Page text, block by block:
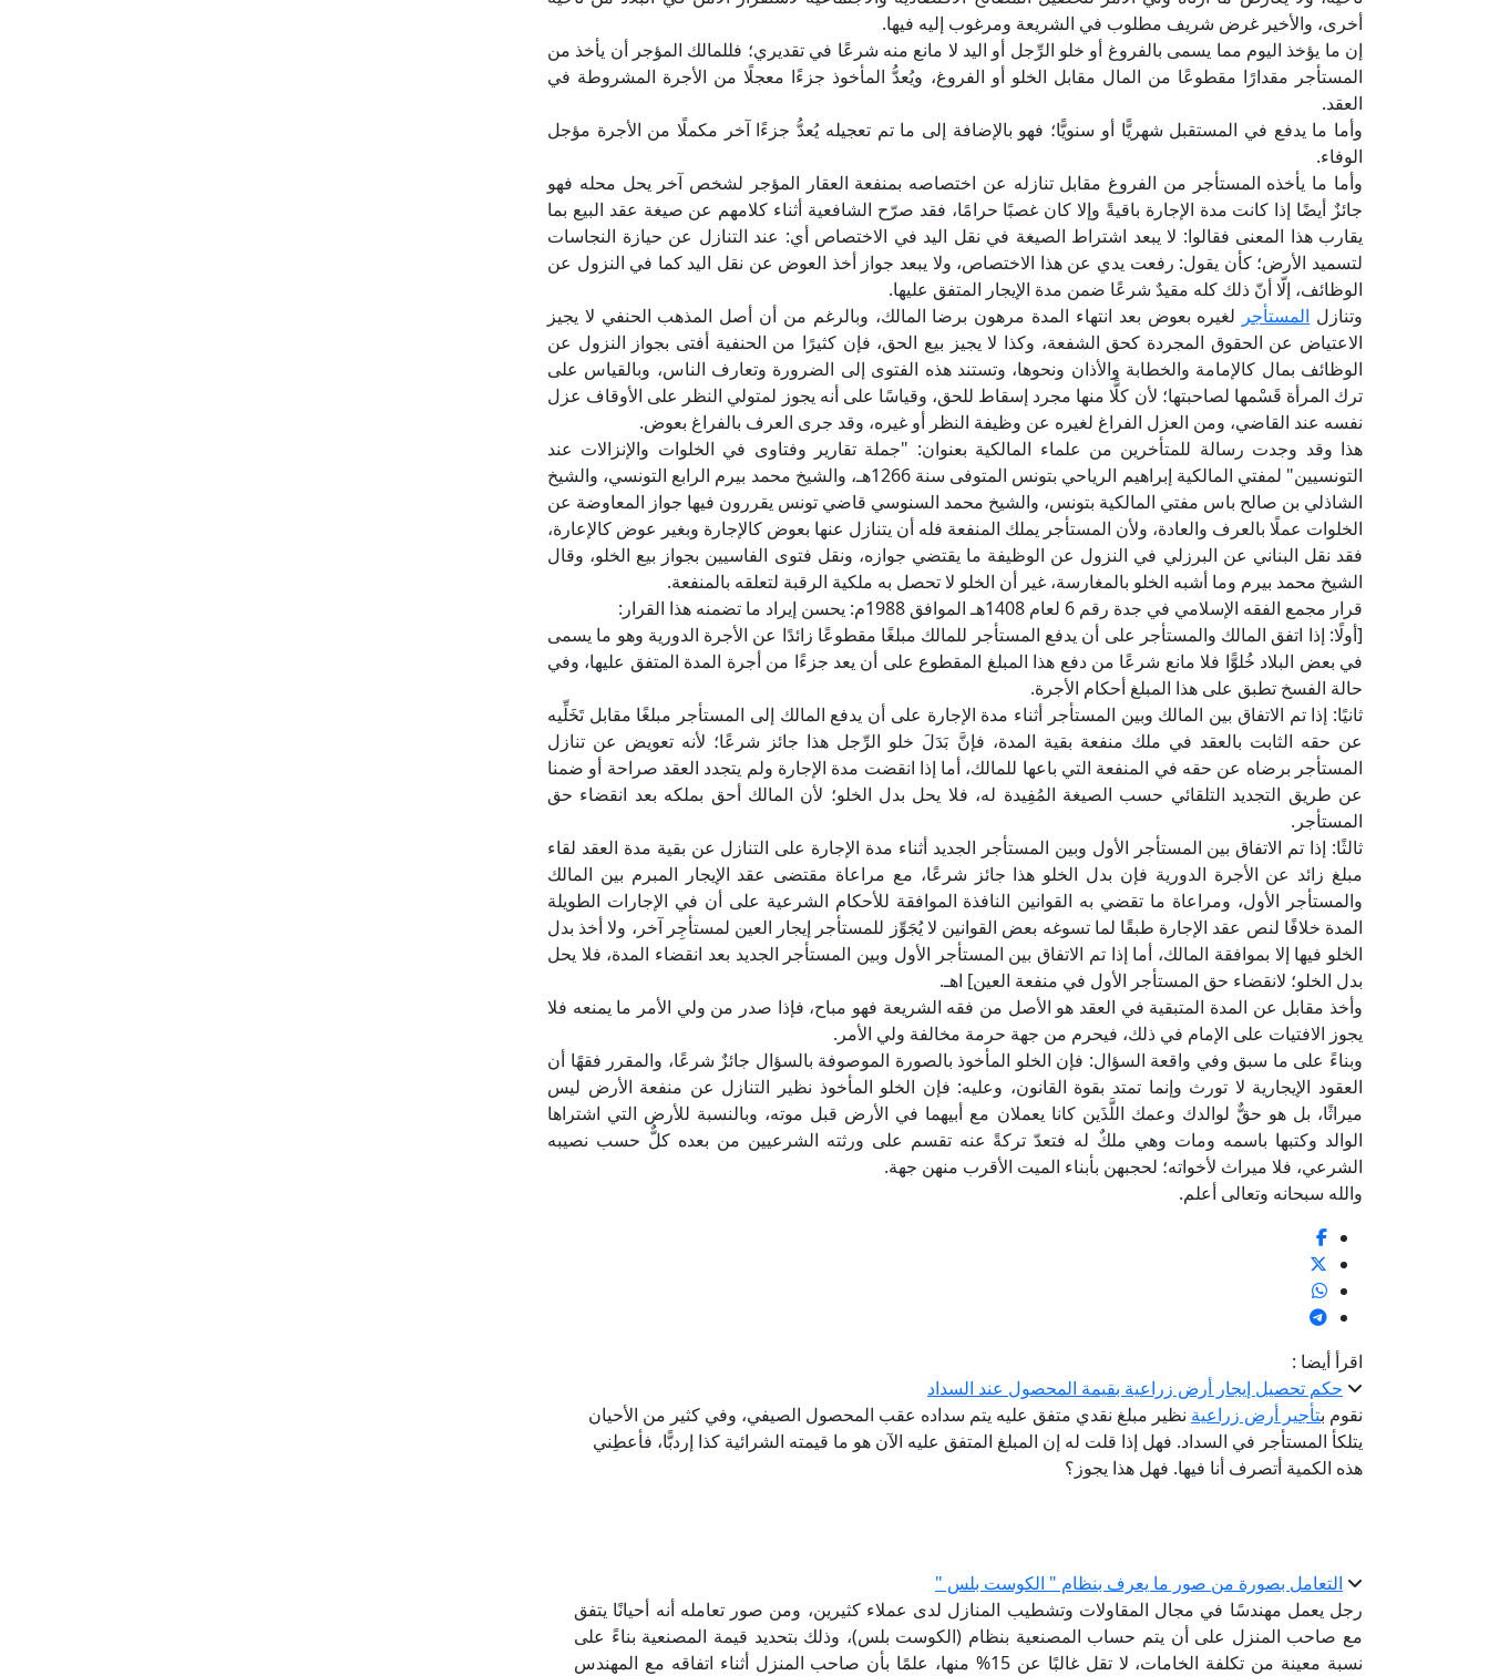
أخرى، والأخير غرض شريف مطلوب في الشريعة ومرغوب إليه فيها.
إن ما يؤخذ اليوم مما يسمى بالفروغ أو خلو الرِّجل أو اليد لا مانع منه شرعًا في تقديري؛ فللمالك المؤجر أن يأخذ من
المستأجر مقدارًا مقطوعًا من المال مقابل الخلو أو الفروغ، ويُعدُّ المأخوذ جزءًا معجلًا من الأجرة المشروطة في
العقد.
وأما ما يدفع في المستقبل شهريًّا أو سنويًّا؛ فهو بالإضافة إلى ما تم تعجيله يُعدُّ جزءًا آخر مكملًا من الأجرة مؤجل
الوفاء.
وأما ما يأخذه المستأجر من الفروغ مقابل تنازله عن اختصاصه بمنفعة العقار المؤجر لشخص آخر يحل محله فهو
جائزٌ أيضًا إذا كانت مدة الإجارة باقيةً وإلا كان غصبًا حرامًا، فقد صرّح الشافعية أثناء كلامهم عن صيغة عقد البيع بما
يقارب هذا المعنى فقالوا: لا يبعد اشتراط الصيغة في نقل اليد في الاختصاص أي: عند التنازل عن حيازة النجاسات
لتسميد الأرض؛ كأن يقول: رفعت يدي عن هذا الاختصاص، ولا يبعد جواز أخذ العوض عن نقل اليد كما في النزول عن
الوظائف، إلّا أنّ ذلك كله مقيدٌ شرعًا ضمن مدة الإيجار المتفق عليها.
وتنازل المستأجر لغيره بعوض بعد انتهاء المدة مرهون برضا المالك، وبالرغم من أن أصل المذهب الحنفي لا يجيز
الاعتياض عن الحقوق المجردة كحق الشفعة، وكذا لا يجيز بيع الحق، فإن كثيرًا من الحنفية أفتى بجواز النزول عن
الوظائف بمال كالإمامة والخطابة والأذان ونحوها، وتستند هذه الفتوى إلى الضرورة وتعارف الناس، وبالقياس على
ترك المرأة قَسْمها لصاحبتها؛ لأن كلًّا منها مجرد إسقاط للحق، وقياسًا على أنه يجوز لمتولي النظر على الأوقاف عزل
نفسه عند القاضي، ومن العزل الفراغ لغيره عن وظيفة النظر أو غيره، وقد جرى العرف بالفراغ بعوض.
هذا وقد وجدت رسالة للمتأخرين من علماء المالكية بعنوان: "جملة تقارير وفتاوى في الخلوات والإنزالات عند
التونسيين" لمفتي المالكية إبراهيم الرياحي بتونس المتوفى سنة 1266هـ، والشيخ محمد بيرم الرابع التونسي، والشيخ
الشاذلي بن صالح باس مفتي المالكية بتونس، والشيخ محمد السنوسي قاضي تونس يقررون فيها جواز المعاوضة عن
الخلوات عملًا بالعرف والعادة، ولأن المستأجر يملك المنفعة فله أن يتنازل عنها بعوض كالإجارة وبغير عوض كالإعارة،
فقد نقل البناني عن البرزلي في النزول عن الوظيفة ما يقتضي جوازه، ونقل فتوى الفاسيين بجواز بيع الخلو، وقال
الشيخ محمد بيرم وما أشبه الخلو بالمغارسة، غير أن الخلو لا تحصل به ملكية الرقبة لتعلقه بالمنفعة.
قرار مجمع الفقه الإسلامي في جدة رقم 6 لعام 1408هـ الموافق 1988م: يحسن إيراد ما تضمنه هذا القرار:
[أولًا: إذا اتفق المالك والمستأجر على أن يدفع المستأجر للمالك مبلغًا مقطوعًا زائدًا عن الأجرة الدورية وهو ما يسمى
في بعض البلاد خُلوًّا فلا مانع شرعًا من دفع هذا المبلغ المقطوع على أن يعد جزءًا من أجرة المدة المتفق عليها، وفي
حالة الفسخ تطبق على هذا المبلغ أحكام الأجرة.
ثانيًا: إذا تم الاتفاق بين المالك وبين المستأجر أثناء مدة الإجارة على أن يدفع المالك إلى المستأجر مبلغًا مقابل تَخَلِّيه
عن حقه الثابت بالعقد في ملك منفعة بقية المدة، فإنَّ بَدَلَ خلو الرِّجل هذا جائز شرعًا؛ لأنه تعويض عن تنازل
المستأجر برضاه عن حقه في المنفعة التي باعها للمالك، أما إذا انقضت مدة الإجارة ولم يتجدد العقد صراحة أو ضمنا
عن طريق التجديد التلقائي حسب الصيغة المُفِيدة له، فلا يحل بدل الخلو؛ لأن المالك أحق بملكه بعد انقضاء حق
المستأجر.
ثالثًا: إذا تم الاتفاق بين المستأجر الأول وبين المستأجر الجديد أثناء مدة الإجارة على التنازل عن بقية مدة العقد لقاء
مبلغ زائد عن الأجرة الدورية فإن بدل الخلو هذا جائز شرعًا، مع مراعاة مقتضى عقد الإيجار المبرم بين المالك
والمستأجر الأول، ومراعاة ما تقضي به القوانين النافذة الموافقة للأحكام الشرعية على أن في الإجارات الطويلة
المدة خلافًا لنص عقد الإجارة طبقًا لما تسوغه بعض القوانين لا يُجَوِّز للمستأجر إيجار العين لمستأجِر آخر، ولا أخذ بدل
الخلو فيها إلا بموافقة المالك، أما إذا تم الاتفاق بين المستأجر الأول وبين المستأجر الجديد بعد انقضاء المدة، فلا يحل
بدل الخلو؛ لانقضاء حق المستأجر الأول في منفعة العين] اهـ.
وأخذ مقابل عن المدة المتبقية في العقد هو الأصل من فقه الشريعة فهو مباح، فإذا صدر من ولي الأمر ما يمنعه فلا
يجوز الافتيات على الإمام في ذلك، فيحرم من جهة حرمة مخالفة ولي الأمر.
وبناءً على ما سبق وفي واقعة السؤال: فإن الخلو المأخوذ بالصورة الموصوفة بالسؤال جائزٌ شرعًا، والمقرر فقهًا أن
العقود الإيجارية لا تورث وإنما تمتد بقوة القانون، وعليه: فإن الخلو المأخوذ نظير التنازل عن منفعة الأرض ليس
ميراثًا، بل هو حقٌّ لوالدك وعمك اللَّذَين كانا يعملان مع أبيهما في الأرض قبل موته، وبالنسبة للأرض التي اشتراها
الوالد وكتبها باسمه ومات وهي ملكٌ له فتعدّ تركةً عنه تقسم على ورثته الشرعيين من بعده كلٌّ حسب نصيبه
الشرعي، فلا ميراث لأخواته؛ لحجبهن بأبناء الميت الأقرب منهن جهة.
والله سبحانه وتعالى أعلم.
اقرأ أيضا :
حكم تحصيل إيجار أرض زراعية بقيمة المحصول عند السداد
نقوم بتأجير أرض زراعية نظير مبلغ نقدي متفق عليه يتم سداده عقب المحصول الصيفي، وفي كثير من الأحيان
يتلكأ المستأجر في السداد. فهل إذا قلت له إن المبلغ المتفق عليه الآن هو ما قيمته الشرائية كذا إردبًّا، فأعطِني
هذه الكمية أتصرف أنا فيها. فهل هذا يجوز؟
التعامل بصورة من صور ما يعرف بنظام " الكوست بلس "
رجل يعمل مهندسًا في مجال المقاولات وتشطيب المنازل لدى عملاء كثيرين، ومن صور تعامله أنه أحيانًا يتفق
مع صاحب المنزل على أن يتم حساب المصنعية بنظام (الكوست بلس)، وذلك بتحديد قيمة المصنعية بناءً على
نسبة معينة من تكلفة الخامات، لا تقل غالبًا عن 15% منها، علمًا بأن صاحب المنزل أثناء اتفاقه مع المهندس